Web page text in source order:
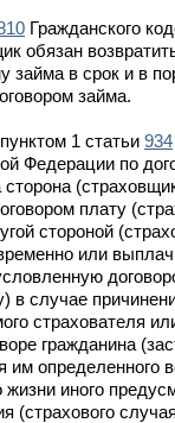
Гражданского
обязан
займа в срок и в
займа.
1 статьи 934
Федерации по
плату
стороной
или
в случае
страхователя
гражданина
им определенного
жизни иного
(страхового